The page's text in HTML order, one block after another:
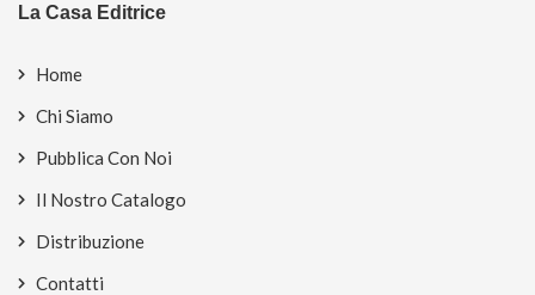
La Casa Editrice
Home
Chi Siamo
Pubblica Con Noi
Il Nostro Catalogo
Distribuzione
Contatti